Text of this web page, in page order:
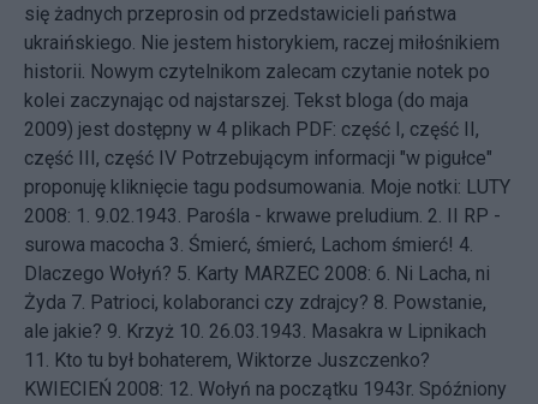
się żadnych przeprosin od przedstawicieli państwa
ukraińskiego. Nie jestem historykiem, raczej miłośnikiem
historii. Nowym czytelnikom zalecam czytanie notek po
kolei zaczynając od najstarszej. Tekst bloga (do maja
2009) jest dostępny w 4 plikach PDF: część I, część II,
część III, część IV Potrzebującym informacji "w pigułce"
proponuję kliknięcie tagu podsumowania . Moje notki: LUTY
2008: 1. 9.02.1943. Parośla - krwawe preludium. 2. II RP -
surowa macocha 3. Śmierć, śmierć, Lachom śmierć! 4.
Dlaczego Wołyń? 5. Karty MARZEC 2008: 6. Ni Lacha, ni
Żyda 7. Patrioci, kolaboranci czy zdrajcy? 8. Powstanie,
ale jakie? 9. Krzyż 10. 26.03.1943. Masakra w Lipnikach
11.
Kto tu był bohaterem, Wiktorze Juszczenko?
KWIECIEŃ 2008: 12. Wołyń na początku 1943r. Spóźniony